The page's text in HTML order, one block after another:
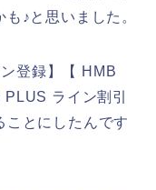
♪と思いました。
登録】【 HMB
ライン割引
ことにしたんです